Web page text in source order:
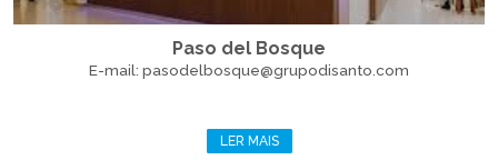
Paso del Bosque
E-mail: pasodelbosque@grupodisanto.com
LER MAIS